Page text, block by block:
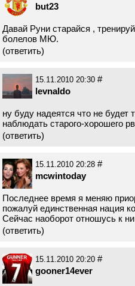
but23
Давай Руни старайся ,
болелов МЮ.
(ответить)
15.11.2010 20:30 #
levnaldo
ну буду надеятся что не будет
наблюдать старого-хорошего
(ответить)
15.11.2010 20:28 #
mcwintoday
Последнее время я меняю
пожалуй единственная нация
Сейчас наоборот отношусь к
(ответить)
15.11.2010 20:20 #
gooner14ever